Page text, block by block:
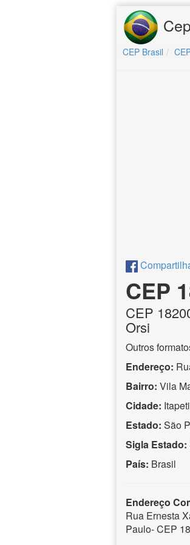
CEP Brasil
CEP
CEP
Orsi
Outros
Endereço:
Bairro: Vila
Cidade:
Estado: São
Sigla Estado:
País: Brasil
Endereço
Rua Ernesta
Paulo- CEP